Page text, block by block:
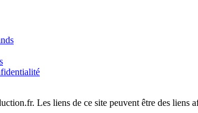
Les liens de ce site peuvent être des liens